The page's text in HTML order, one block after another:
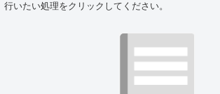
行いたい処理をクリックしてください。